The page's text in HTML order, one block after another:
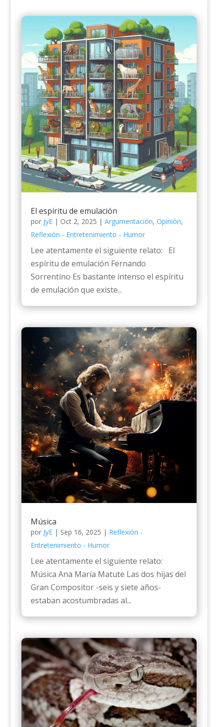
El espíritu de emulación
por JyE| Oct 2, 2025 | Argumentación, Opinión,
Reflexión - Entretenimiento - Humor
Lee atentamente el siguiente relato: El
espíritu de emulación Fernando
Sorrentino Es bastante intenso el espíritu
de emulación que existe...
Música
por JyE| Sep 16, 2025 | Reflexión -
Entretenimiento - Humor
Lee atentamente el siguiente relato:
Música Ana María Matute Las dos hijas del
Gran Compositor -seis y siete años-
estaban acostumbradas al...